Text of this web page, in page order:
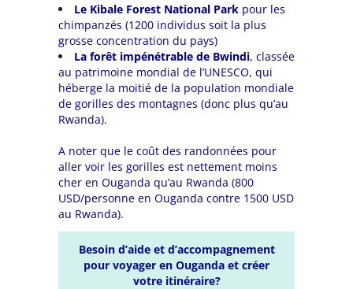
Le Kibale Forest National Park pour les
chimpanzés (1200 individus soit la plus
grosse concentration du pays)
La forêt impénétrable de Bwindi, classée
au patrimoine mondial de l’UNESCO, qui
héberge la moitié de la population mondiale
de gorilles des montagnes (donc plus qu’au
Rwanda).
A noter que le coût des randonnées pour
aller voir les gorilles est nettement moins
cher en Ouganda qu’au Rwanda (800
USD/personne en Ouganda contre 1500 USD
au Rwanda).
Besoin d’aide et d’accompagnement
pour voyager en Ouganda et créer
votre itinéraire?